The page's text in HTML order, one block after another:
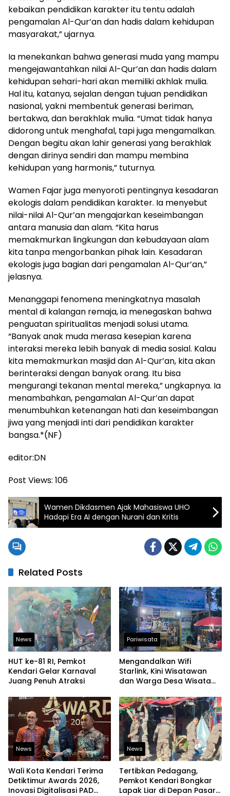
kebaikan pendidikan karakter itu tentu adalah
pengamalan Al-Qur’an dan hadis dalam kehidupan
masyarakat,” ujarnya.
Ia menekankan bahwa generasi muda yang mampu
mengejawantahkan nilai Al-Qur’an dan hadis dalam
kehidupan sehari-hari akan memiliki akhlak mulia.
Hal itu, katanya, sejalan dengan tujuan pendidikan
nasional, yakni membentuk generasi beriman,
bertakwa, dan berakhlak mulia. “Umat tidak hanya
didorong untuk menghafal, tapi juga mengamalkan.
Dengan begitu akan lahir generasi yang berakhlak
dengan dirinya sendiri dan mampu membina
kehidupan yang harmonis,” tuturnya.
Wamen Fajar juga menyoroti pentingnya kesadaran
ekologis dalam pendidikan karakter. Ia menyebut
nilai-nilai Al-Qur’an mengajarkan keseimbangan
antara manusia dan alam. “Kita harus
memakmurkan lingkungan dan kebudayaan alam
kita tanpa mengorbankan pihak lain. Kesadaran
ekologis juga bagian dari pengamalan Al-Qur’an,”
jelasnya.
Menanggapi fenomena meningkatnya masalah
mental di kalangan remaja, ia menegaskan bahwa
penguatan spiritualitas menjadi solusi utama.
“Banyak anak muda merasa kesepian karena
interaksi mereka lebih banyak di media sosial. Kalau
kita memakmurkan masjid dan Al-Qur’an, kita akan
berinteraksi dengan banyak orang. Itu bisa
mengurangi tekanan mental mereka,” ungkapnya. Ia
menambahkan, pengamalan Al-Qur’an dapat
menumbuhkan ketenangan hati dan keseimbangan
jiwa yang menjadi inti dari pendidikan karakter
bangsa.*(NF)
editor:DN
Post Views: 106
Wamen Dikdasmen Ajak Mahasiswa UHO
Hadapi Era AI dengan Nurani dan Kritis
Related Posts
News
HUT ke-81 RI, Pemkot
Kendari Gelar Karnaval
Juang Penuh Atraksi
Pariwisata
Mengandalkan Wifi
Starlink, Kini Wisatawan
dan Warga Desa Wisata
Mengakses Transaksi
Digital
News
Wali Kota Kendari Terima
Detiktimur Awards 2026,
Inovasi Digitalisasi PAD
News
Tertibkan Pedagang,
Pemkot Kendari Bongkar
Lapak Liar di Depan Pasar